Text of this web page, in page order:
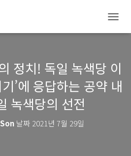
비
션
글
정치! 독일 녹색당 이
’에 응답하는 공약 내
녹색당의 선전
날짜 2021년 7월 29일